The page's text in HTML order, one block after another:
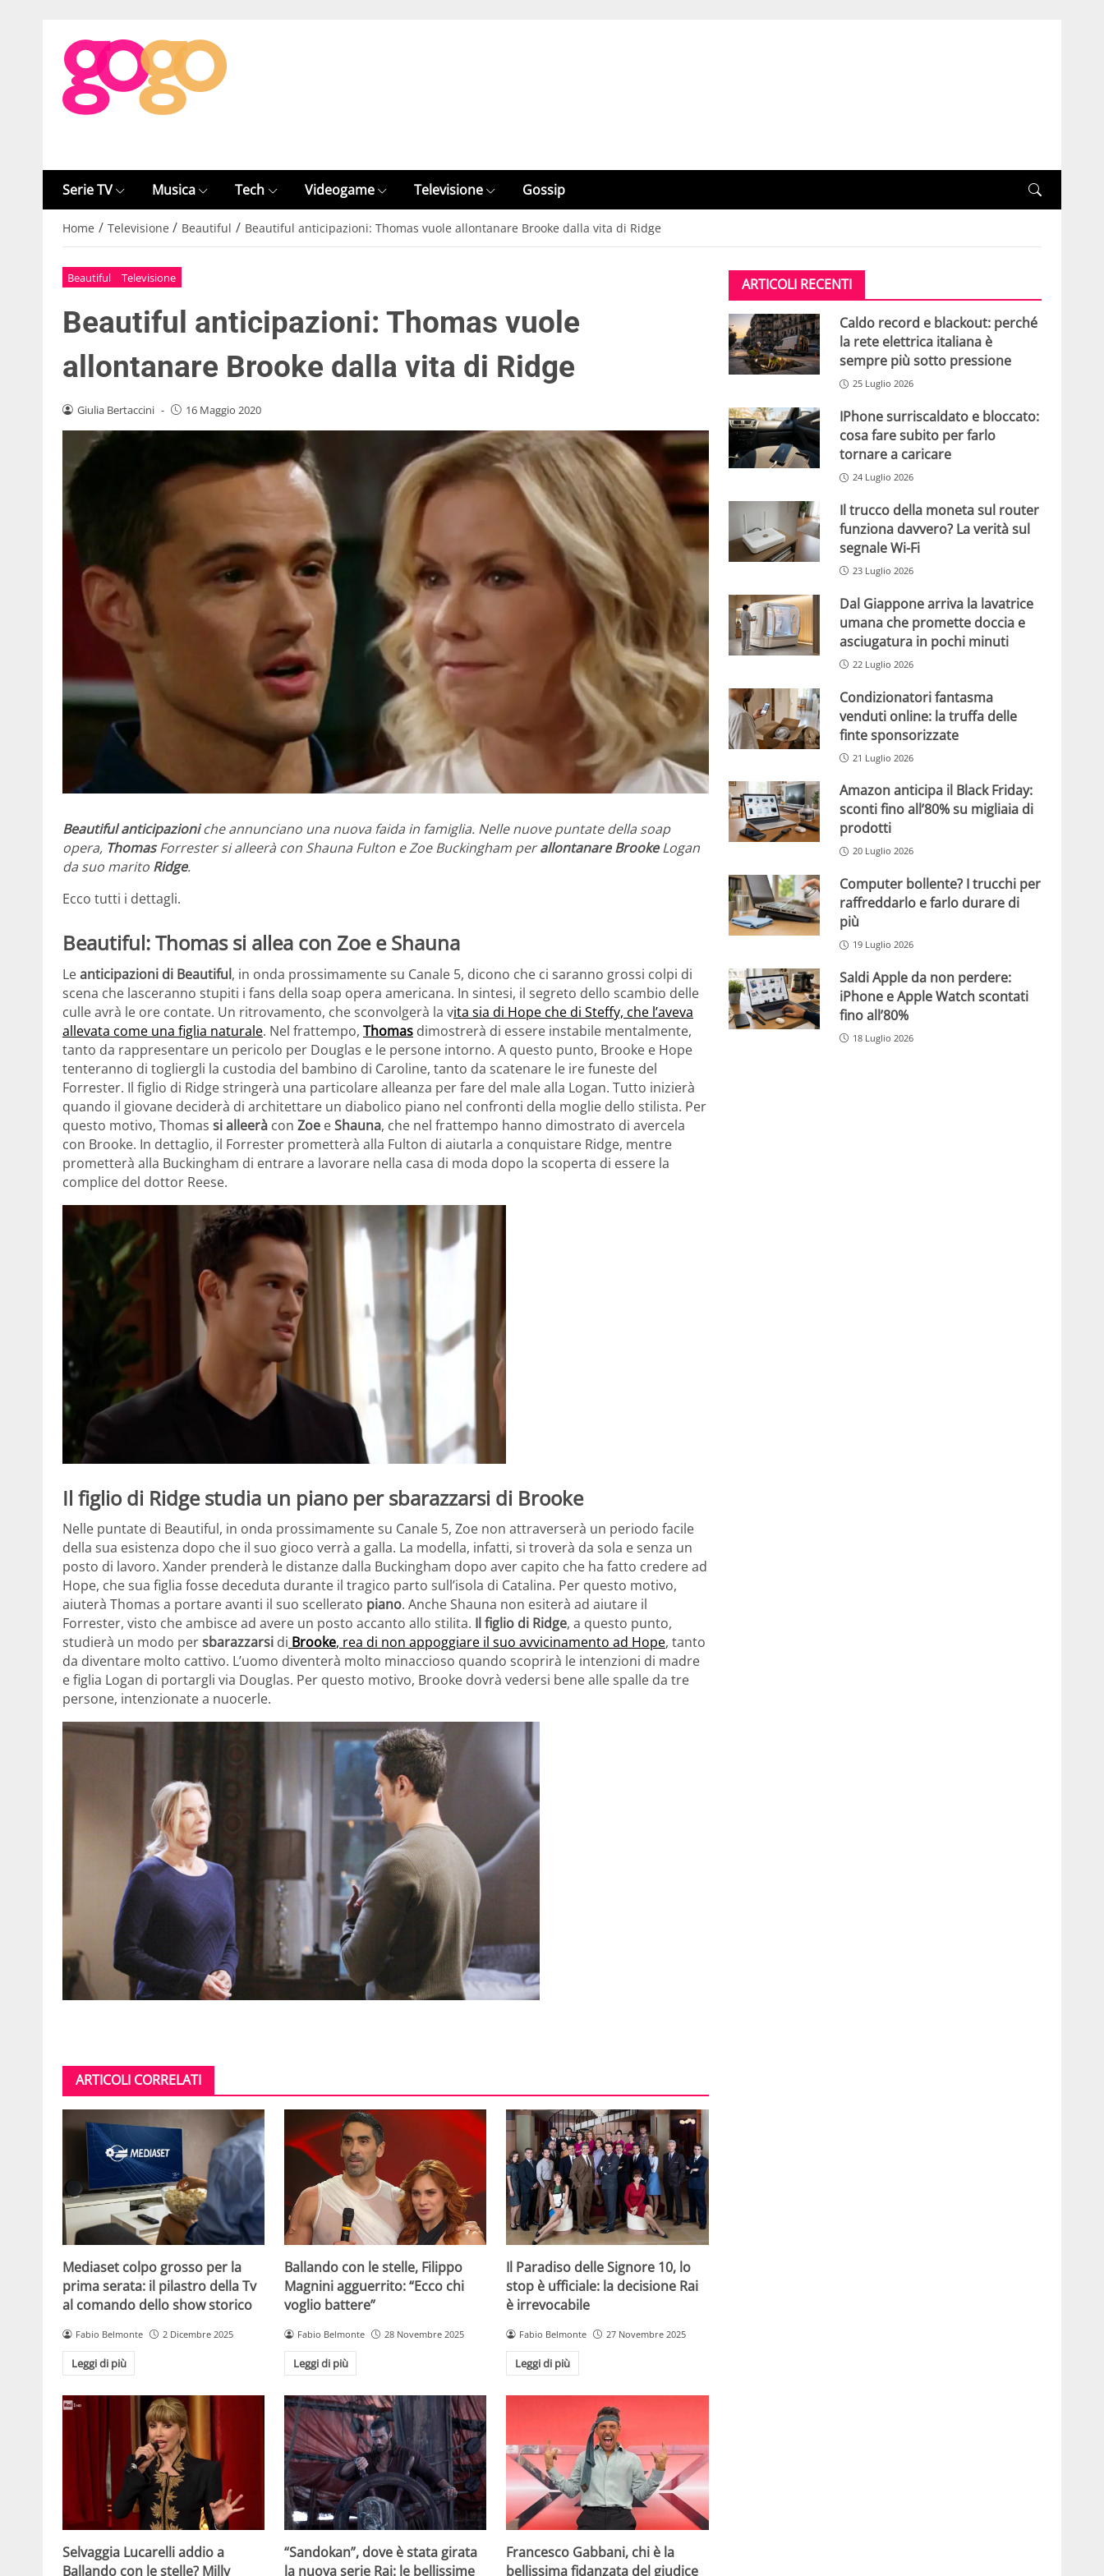
Serie TV Musica Tech Videogame Televisione Gossip
Home / Televisione / Beautiful / Beautiful anticipazioni: Thomas vuole allontanare Brooke dalla vita di Ridge
Beautiful Televisione
Beautiful anticipazioni: Thomas vuole
allontanare Brooke dalla vita di Ridge
Giulia Bertaccini - 16 Maggio 2020
Beautiful anticipazioniche annunciano una nuova faida in famiglia. Nelle nuove puntate della soap
opera, ThomasForrester si alleerà con Shauna Fulton e Zoe Buckingham perallontanare BrookeLogan
da suo marito Ridge.
Ecco tutti i dettagli.
Beautiful: Thomas si allea con Zoe e Shauna
Leanticipazioni di Beautiful, in onda prossimamente su Canale 5, dicono che ci saranno grossi colpi di
scena che lasceranno stupiti i fans della soap opera americana. In sintesi, il segreto dello scambio delle
culle avrà le ore contate. Un ritrovamento, che sconvolgerà la vita sia di Hope che di Steffy, che l’aveva
allevata come una figlia naturale. Nel frattempo, Thomas dimostrerà di essere instabile mentalmente,
tanto da rappresentare un pericolo per Douglas e le persone intorno. A questo punto, Brooke e Hope
tenteranno di togliergli la custodia del bambino di Caroline, tanto da scatenare le ire funeste del
Forrester. Il figlio di Ridge stringerà una particolare alleanza per fare del male alla Logan. Tutto inizierà
quando il giovane deciderà di architettare un diabolico piano nel confronti della moglie dello stilista. Per
questo motivo, Thomas si alleerà con Zoe eShauna, che nel frattempo hanno dimostrato di avercela
con Brooke. In dettaglio, il Forrester prometterà alla Fulton di aiutarla a conquistare Ridge, mentre
prometterà alla Buckingham di entrare a lavorare nella casa di moda dopo la scoperta di essere la
complice del dottor Reese.
Il figlio di Ridge studia un piano per sbarazzarsi di Brooke
Nelle puntate di Beautiful, in onda prossimamente su Canale 5, Zoe non attraverserà un periodo facile
della sua esistenza dopo che il suo gioco verrà a galla. La modella, infatti, si troverà da sola e senza un
posto di lavoro. Xander prenderà le distanze dalla Buckingham dopo aver capito che ha fatto credere ad
Hope, che sua figlia fosse deceduta durante il tragico parto sull’isola di Catalina. Per questo motivo,
aiuterà Thomas a portare avanti il suo scellerato piano. Anche Shauna non esiterà ad aiutare il
Forrester, visto che ambisce ad avere un posto accanto allo stilita. Il figlio di Ridge, a questo punto,
studierà un modo persbarazzarsi di Brooke, rea di non appoggiare il suo avvicinamento ad Hope, tanto
da diventare molto cattivo. L’uomo diventerà molto minaccioso quando scoprirà le intenzioni di madre
e figlia Logan di portargli via Douglas. Per questo motivo, Brooke dovrà vedersi bene alle spalle da tre
persone, intenzionate a nuocerle.
ARTICOLI CORRELATI
Mediaset colpo grosso per la
prima serata: il pilastro della Tv
al comando dello show storico
Fabio Belmonte 2 Dicembre 2025
Leggi di più
Ballando con le stelle, Filippo
Magnini agguerrito: “Ecco chi
voglio battere”
Fabio Belmonte 28 Novembre 2025
Leggi di più
Il Paradiso delle Signore 10, lo
stop è ufficiale: la decisione Rai
è irrevocabile
Fabio Belmonte 27 Novembre 2025
Leggi di più
Selvaggia Lucarelli addio a
Ballando con le stelle? Milly
“Sandokan”, dove è stata girata
la nuova serie Rai: le bellissime
Francesco Gabbani, chi è la
bellissima fidanzata del giudice
ARTICOLI RECENTI
Caldo record e blackout: perché
la rete elettrica italiana è
sempre più sotto pressione
25 Luglio 2026
IPhone surriscaldato e bloccato:
cosa fare subito per farlo
tornare a caricare
24 Luglio 2026
Il trucco della moneta sul router
funziona davvero? La verità sul
segnale Wi-Fi
23 Luglio 2026
Dal Giappone arriva la lavatrice
umana che promette doccia e
asciugatura in pochi minuti
22 Luglio 2026
Condizionatori fantasma
venduti online: la truffa delle
finte sponsorizzate
21 Luglio 2026
Amazon anticipa il Black Friday:
sconti fino all’80% su migliaia di
prodotti
20 Luglio 2026
Computer bollente? I trucchi per
raffreddarlo e farlo durare di
più
19 Luglio 2026
Saldi Apple da non perdere:
iPhone e Apple Watch scontati
fino all’80%
18 Luglio 2026